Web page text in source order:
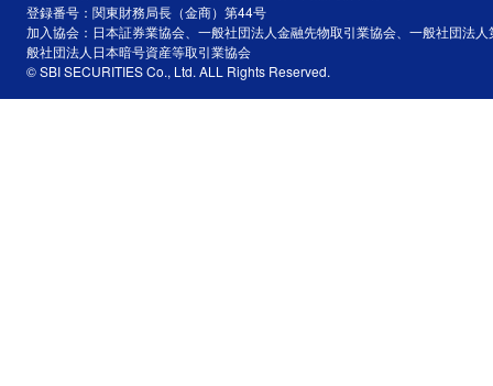
登録番号：関東財務局長（金商）第44号
加入協会：日本証券業協会、一般社団法人金融先物取引業協会、一般社団法
般社団法人日本暗号資産等取引業協会
© SBI SECURITIES Co., Ltd. ALL Rights Reserved.